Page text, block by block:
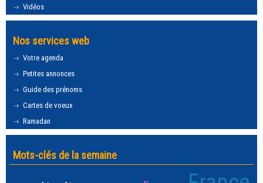
Vidéos
Nos services web
Votre agenda
Petites annonces
Guide des prénoms
Cartes de voeux
Ramadan
Mots-clés de la semaine